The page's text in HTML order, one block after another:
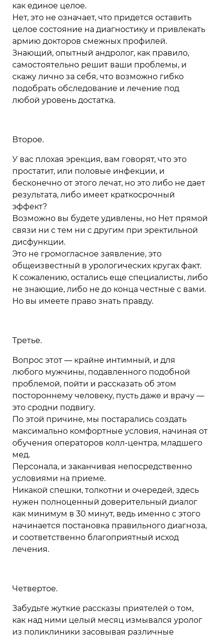
как единое целое.
Нет, это не означает, что придется оставить
целое состояние на диагностику и привлекать
армию докторов смежных профилей.
Знающий, опытный андролог, как правило,
самостоятельно решит ваши проблемы, и
скажу лично за себя, что возможно гибко
подобрать обследование и лечение под
любой уровень достатка.
Второе.
У вас плохая эрекция, вам говорят, что это
простатит, или половые инфекции, и
бесконечно от этого лечат, но это либо не дает
результата, либо имеет краткосрочный
эффект?
Возможно вы будете удивлены, но Нет прямой
связи ни с тем ни с другим при эректильной
дисфункции.
Это не громогласное заявление, это
общеизвестный в урологических кругах факт.
К сожалению, остались еще специалисты, либо
не знающие, либо не до конца честные с вами.
Но вы имеете право знать правду.
Третье.
Вопрос этот — крайне интимный, и для
любого мужчины, подавленного подобной
проблемой, пойти и рассказать об этом
постороннему человеку, пусть даже и врачу —
это сродни подвигу.
По этой причине, мы постарались создать
максимально комфортные условия, начиная от
обучения операторов колл-центра, младшего
мед.
Персонала, и заканчивая непосредственно
условиями на приеме.
Никакой спешки, толкотни и очередей, здесь
нужен полноценный доверительный диалог
как минимум в 30 минут, ведь именно с этого
начинается постановка правильного диагноза,
и соответственно благоприятный исход
лечения.
Четвертое.
Забудьте жуткие рассказы приятелей о том,
как над ними целый месяц измывался уролог
из поликлиники засовывая различные